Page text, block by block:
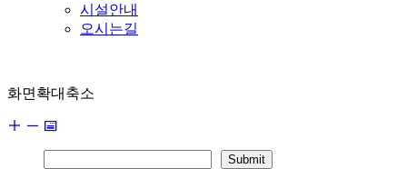
시설안내
오시는길
화면확대축소